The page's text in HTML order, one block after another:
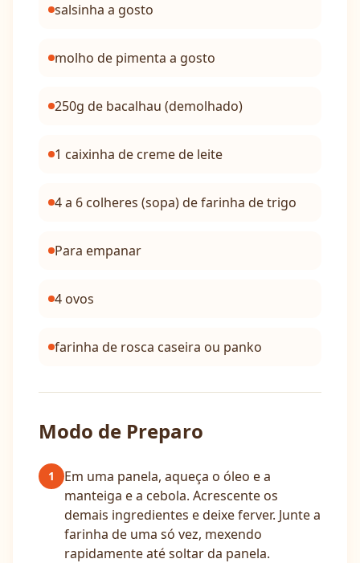
salsinha a gosto
molho de pimenta a gosto
250g de bacalhau (demolhado)
1 caixinha de creme de leite
4 a 6 colheres (sopa) de farinha de trigo
Para empanar
4 ovos
farinha de rosca caseira ou panko
Modo de Preparo
1
Em uma panela, aqueça o óleo e a
manteiga e a cebola. Acrescente os
demais ingredientes e deixe ferver. Junte a
farinha de uma só vez, mexendo
rapidamente até soltar da panela.